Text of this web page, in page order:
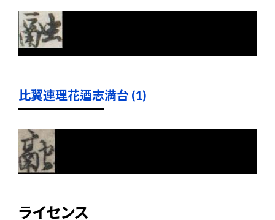
比翼連理花迺志満台 (1)
ライセンス